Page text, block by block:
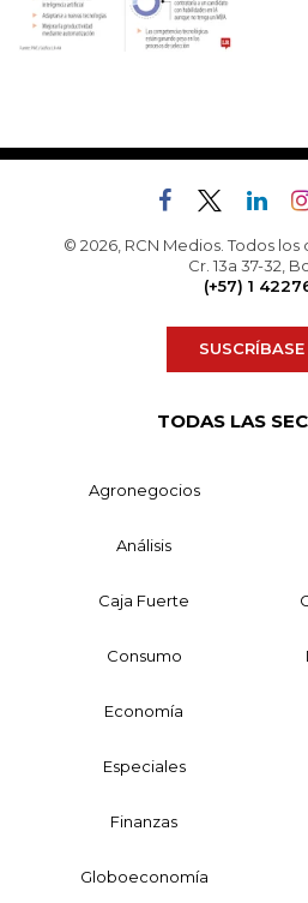
© 2026, RCN Medios. Todos
Cr. 13a 37-32,
(+57) 1
SUSCRÍBASE
TODAS LAS
Agronegocios
Análisis
Caja Fuerte
Consumo
Economía
Especiales
Finanzas
Globoeconomía